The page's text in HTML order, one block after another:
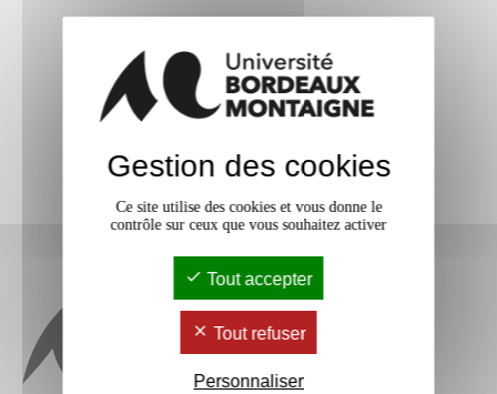
Gestion des cookies
Ce site utilise des cookies et vous donne le
contrôle sur ceux que vous souhaitez activer
Tout accepter
Tout refuser
Personnaliser